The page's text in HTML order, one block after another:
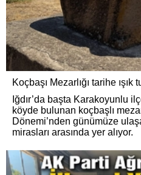
Koçbaşı Mezarlığı tarihe ışık
Iğdır’da başta Karakoyunlu
köyde bulunan koçbaşlı
Dönemi’nden günümüze
mirasları arasında yer alıyor.